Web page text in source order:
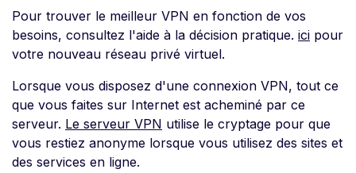
Pour trouver le meilleur VPN en fonction de vos
besoins, consultez l'aide à la décision pratique. ici pour
votre nouveau réseau privé virtuel.
Lorsque vous disposez d'une connexion VPN, tout ce
que vous faites sur Internet est acheminé par ce
serveur. Le serveur VPN utilise le cryptage pour que
vous restiez anonyme lorsque vous utilisez des sites et
des services en ligne.